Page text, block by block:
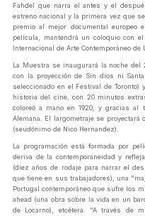
Fahdel que narra el antes y el
estreno nacional y la primera vez que
premio al mejor documental europeo
película, mantendrá un coloquio con
Internacional de Arte Contemporáneo de
La Muestra se inaugurará la noche
con la proyección de Sin dios ni
seleccionado en el Festival de
historia del cine, con 20 minutos
coloreó a mano en 1920, y gracias al
Alemana. El largometraje se proyectará
(seudónimo de Nico Hernandez).
La programación está formada por
deriva de la contemporaneidad y
(diez años de rodaje para narrar el
que tiene en sus trabajadores), una
Portugal contemporáneo que sufre los
ahead (una obra sobre la vida en un
de Locarno), etcétera. "A través de